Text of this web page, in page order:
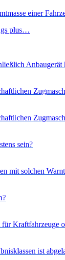
einer
plus…
Anbaugerät
sein?
mit solchen
Kraftfahrzeuge
ist